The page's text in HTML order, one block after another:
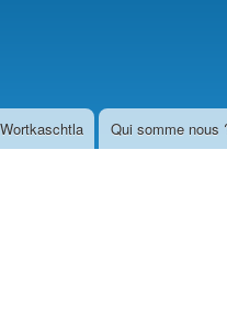
Wortkaschtla Qui somme nous